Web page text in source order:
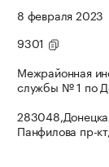
8 февраля 2023
9301
Межрайонная
службы № 1 по
Панфилова пр-